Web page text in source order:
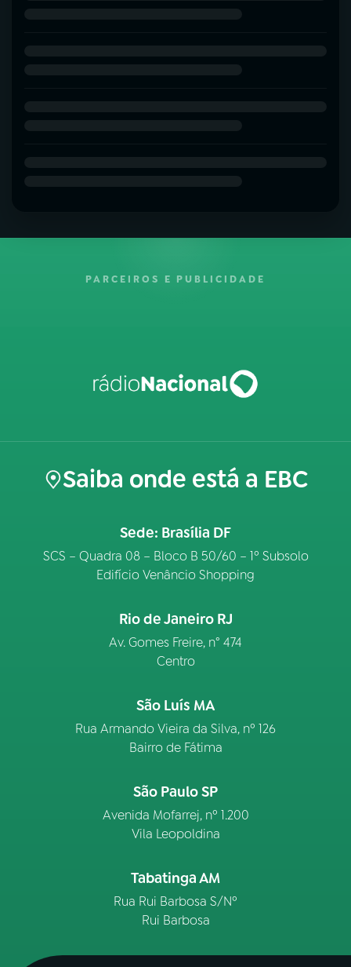
PARCEIROS E PUBLICIDADE
Saiba onde está a EBC
Sede: Brasília DF
SCS – Quadra 08 – Bloco B 50/60 – 1º Subsolo
Edifício Venâncio Shopping
Rio de Janeiro RJ
Av. Gomes Freire, n° 474
Centro
São Luís MA
Rua Armando Vieira da Silva, nº 126
Bairro de Fátima
São Paulo SP
Avenida Mofarrej, nº 1.200
Vila Leopoldina
Tabatinga AM
Rua Rui Barbosa S/Nº
Rui Barbosa